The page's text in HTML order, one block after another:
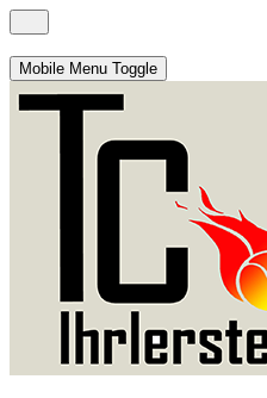
Mobile Menu Toggle